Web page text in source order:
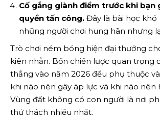
Cố gắng giành điểm trước khi bạn
quyền tấn công. Đây là bài học khó
những người chơi hung hãn nhưng
Trò chơi ném bóng hiện đại thưởng
kiên nhẫn. Bốn chiến lược quan trọng
thắng vào năm 2026 đều phụ thuộc
khi nào nên gây áp lực và khi nào nên
Vùng đất không có con người là nơi
thử thách nhiều nhất.